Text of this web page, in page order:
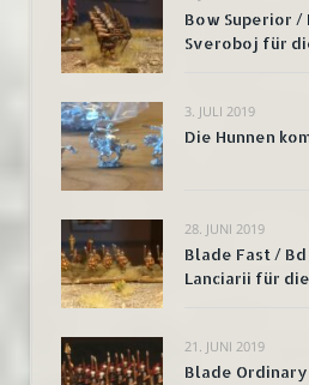
Bow Superior /
Sveroboj für
3. JULI 2019
Die Hunnen
28. JUNI 2019
Blade Fast / Bd
Lanciarii für
21. JUNI 2019
Blade Ordinary